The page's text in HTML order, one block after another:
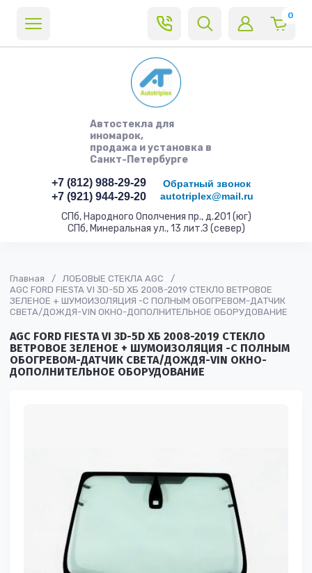
0
Автостекла для
иномарок,
продажа и установка в
Санкт-Петербурге
+7 (812) 988-29-29
+7 (921) 944-29-20
Обратный звонок
autotriplex@mail.ru
СПб, Народного Ополчения пр., д.201 (юг)
СПб, Минеральная ул., 13 лит.З (север)
Главная / ЛОБОВЫЕ СТЕКЛА AGC
/
AGC FORD FIESTA VI 3D-5D ХБ 2008-2019 СТЕКЛО ВЕТРОВОЕ
ЗЕЛЕНОЕ + ШУМОИЗОЛЯЦИЯ -С ПОЛНЫМ ОБОГРЕВОМ-ДАТЧИК
СВЕТА/ДОЖДЯ-VIN ОКНО-ДОПОЛНИТЕЛЬНОЕ ОБОРУДОВАНИЕ
AGC FORD FIESTA VI 3D-5D ХБ 2008-2019 СТЕКЛО
ВЕТРОВОЕ ЗЕЛЕНОЕ + ШУМОИЗОЛЯЦИЯ -С ПОЛНЫМ
ОБОГРЕВОМ-ДАТЧИК СВЕТА/ДОЖДЯ-VIN ОКНО-
ДОПОЛНИТЕЛЬНОЕ ОБОРУДОВАНИЕ